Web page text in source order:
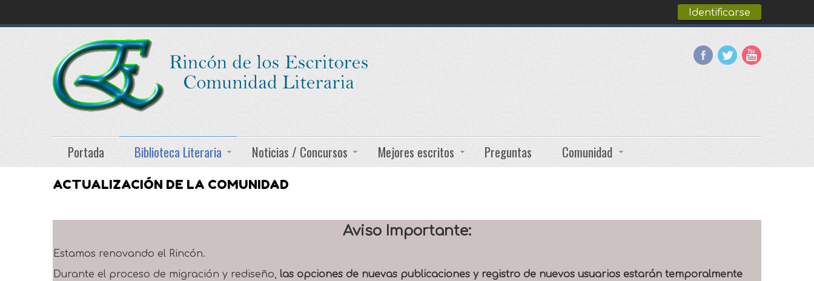
Identificarse
Portada Biblioteca Literaria Noticias / Concursos Mejores escritos Preguntas Comunidad
ACTUALIZACIÓN DE LA COMUNIDAD
Aviso Importante:
Estamos renovando el Rincón.
Durante el proceso de migración y rediseño, las opciones de nuevas publicaciones y registro de nuevos usuarios estarán temporalmente